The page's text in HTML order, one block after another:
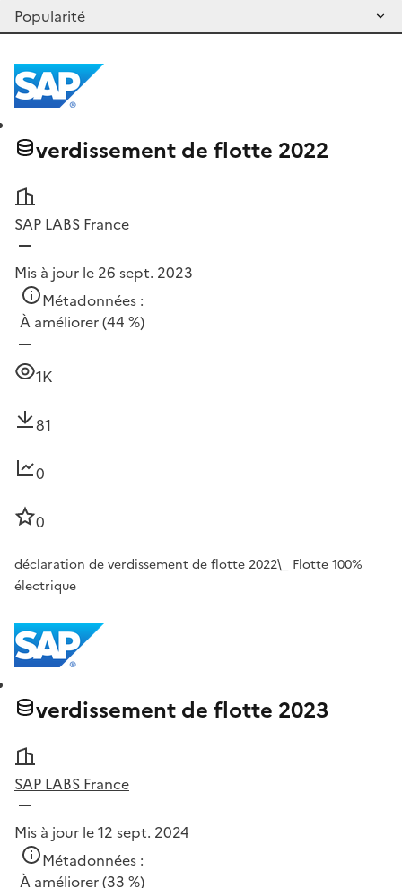
verdissement de flotte 2022
SAP LABS France
Mis à jour le 26 sept. 2023
Métadonnées :
À améliorer(44 %)
1K
81
0
0
déclaration de verdissement de flotte 2022\_ Flotte 100%
électrique
verdissement de flotte 2023
SAP LABS France
Mis à jour le 12 sept. 2024
Métadonnées :
À améliorer(33 %)